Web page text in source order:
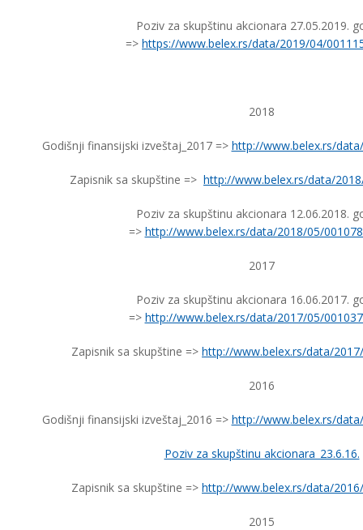
Poziv za skupštinu akcionara 27.05.2019.
=> https://www.belex.rs/data/2019/04/
2018
Godišnji finansijski izveštaj_2017 => http://www.belex.rs/
Zapisnik sa skupštine => http://www.belex.rs/data/
Poziv za skupštinu akcionara 12.06.2018.
=> http://www.belex.rs/data/2018/05/
2017
Poziv za skupštinu akcionara 16.06.2017.
=> http://www.belex.rs/data/2017/05/
Zapisnik sa skupštine => http://www.belex.rs/data/
2016
Godišnji finansijski izveštaj_2016 => http://www.belex.rs/
Poziv za skupštinu akcionara_23.6.16.
Zapisnik sa skupštine => http://www.belex.rs/data/
2015